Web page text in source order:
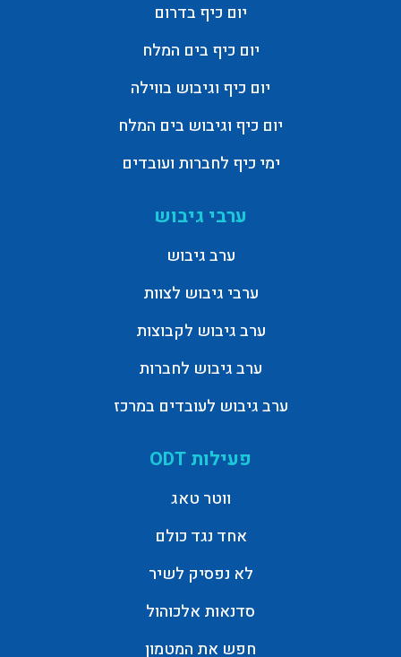
יום כיף בדרום
יום כיף בים המלח
יום כיף וגיבוש בווילה
יום כיף וגיבוש בים המלח
ימי כיף לחברות ועובדים
ערבי גיבוש
ערב גיבוש
ערבי גיבוש לצוות
ערב גיבוש לקבוצות
ערב גיבוש לחברות
ערב גיבוש לעובדים במרכז
פעילות ODT
ווטר טאג
אחד נגד כולם
לא נפסיק לשיר
סדנאות אלכוהול
חפש את המטמון